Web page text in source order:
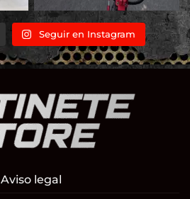
Seguir en Instagram
Aviso legal